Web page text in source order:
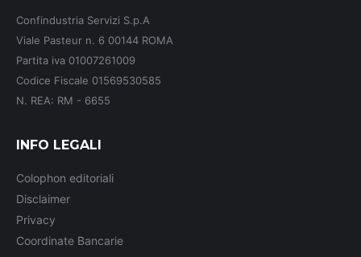
new
windowwindowwindow
Confindustria Servizi S.p.A
Viale Pasteur n. 6 00144 ROMA
Partita iva 01007261009
Codice Fiscale 01569530585
N. REA: RM - 6655
INFO LEGALI
Colophon editoriali
Disclaimer
Privacy
Coordinate Bancarie